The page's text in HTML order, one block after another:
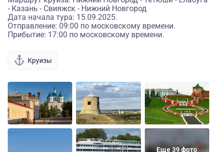
- Казань - Свияжск - Нижний Новгород
Дата начала тура: 15.09.2025.
Отправление: 09:00 по московскому времени.
Прибытие: 17:00 по московскому времени.
Круизы
Еще 39 фото